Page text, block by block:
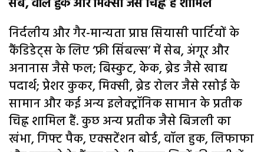
सेब, वॉल हुक और मिक्सी जैसे चिह्न हैं शामिल
निर्दलीय और गैर-मान्यता प्राप्त सियासी पार्टियों के
कैंडिडेट्स के लिए ‘फ्री सिंबल्स’ में सेब, अंगूर और
अनानास जैसे फल; बिस्कुट, केक, ब्रेड जैसे खाद्य
पदार्थ; प्रेशर कुकर, मिक्सी, ब्रेड रोलर जैसे रसोई के
सामान और कई अन्य इलेक्ट्रॉनिक सामान के प्रतीक
चिह्न शामिल हैं. कुछ अन्य प्रतीक जैसे बिजली का
खंभा, गिफ्ट पैक, एक्सटेंशन बोर्ड, वॉल हुक, लिफाफा